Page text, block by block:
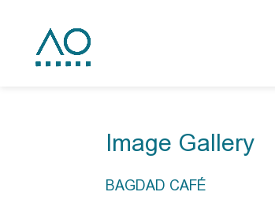
Image Gallery
BAGDAD CAFÉ